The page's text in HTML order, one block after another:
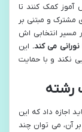
کمک کنند تا
و مبتنی بر
مسیر انتخابی اش
می کند. این
نکند و با حمایت
رشته
اجازه داد که این
آن، می توان چند